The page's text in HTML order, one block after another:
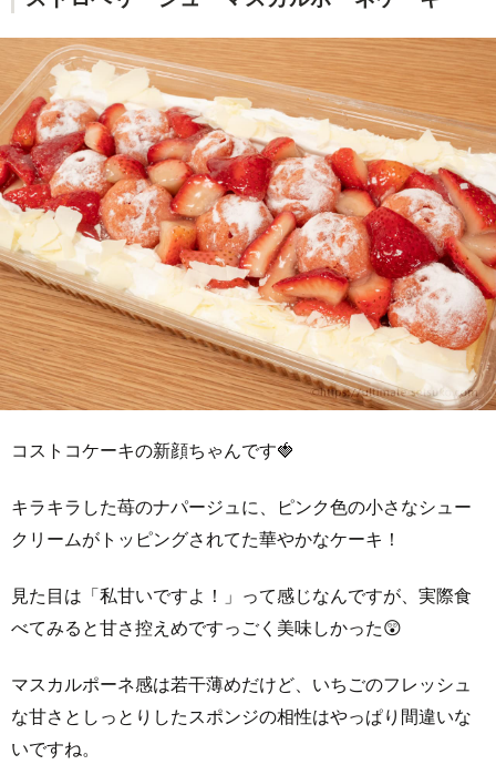
コストコケーキの新顔ちゃんです🍓
キラキラした苺のナパージュに、ピンク色の小さなシュー
クリームがトッピングされてた華やかなケーキ！
見た目は「私甘いですよ！」って感じなんですが、実際食
べてみると甘さ控えめですっごく美味しかった😲
マスカルポーネ感は若干薄めだけど、いちごのフレッシュ
な甘さとしっとりしたスポンジの相性はやっぱり間違いな
いですね。